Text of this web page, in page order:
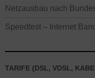
Netzausbau nach
Speedtest – Internet
TARIFE (DSL, VDSL,